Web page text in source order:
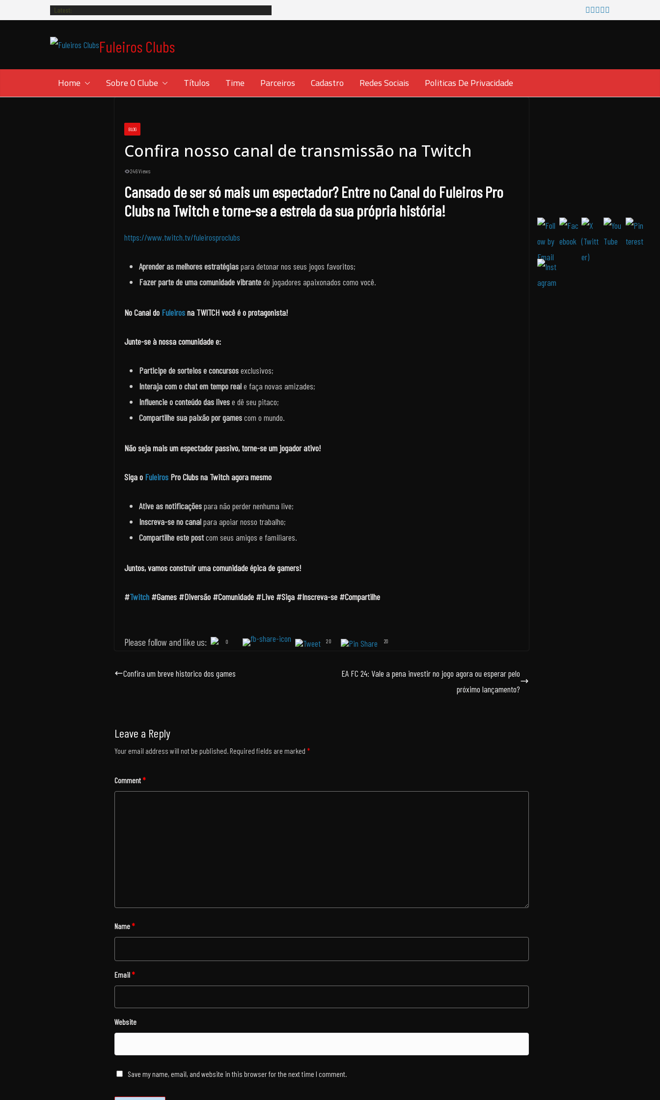
to
Latest:
Fuleiros Clubs
Home Sobre O Clube Títulos Time Parceiros Cadastro Redes Sociais Politicas De Privacidade
BLOG
Confira nosso canal de transmissão na Twitch
246 Views
Cansado de ser só mais um espectador? Entre no Canal do Fuleiros Pro
Clubs na Twitch e torne-se a estrela da sua própria história!
https://www.twitch.tv/fuleirosproclubs
Aprender as melhores estratégiaspara detonar nos seus jogos favoritos;
Fazer parte de uma comunidade vibrantede jogadores apaixonados como você.
No Canal do Fuleirosna TWITCH você é o protagonista!
Junte-se à nossa comunidade e:
Participe de sorteios e concursosexclusivos;
Interaja com o chat em tempo reale faça novas amizades;
Influencie o conteúdo das livese dê seu pitaco;
Compartilhe sua paixão por gamescom o mundo.
Não seja mais um espectador passivo, torne-se um jogador ativo!
Siga o Fuleiros Pro Clubs na Twitch agora mesmo
Ative as notificaçõespara não perder nenhuma live;
Inscreva-se no canalpara apoiar nosso trabalho;
Compartilhe este postcom seus amigos e familiares.
Juntos, vamos construir uma comunidade épica de gamers!
#Twitch #Games #Diversão #Comunidade #Live #Siga #Inscreva-se #Compartilhe
Please follow and like us: 0 20 20
Confira um breve historico dos games
EA FC 24: Vale a pena investir no jogo agora ou esperar pelo
próximo lançamento?
Leave a Reply
Your email address will not be published.Required fields are marked*
Comment*
Name*
Email*
Website
Save my name, email, and website in this browser for the next time I comment.